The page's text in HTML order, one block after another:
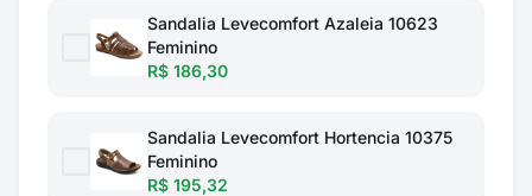
Sandalia Levecomfort Azaleia 10623
Feminino
R$ 186,30
Sandalia Levecomfort Hortencia 10375
Feminino
R$ 195,32